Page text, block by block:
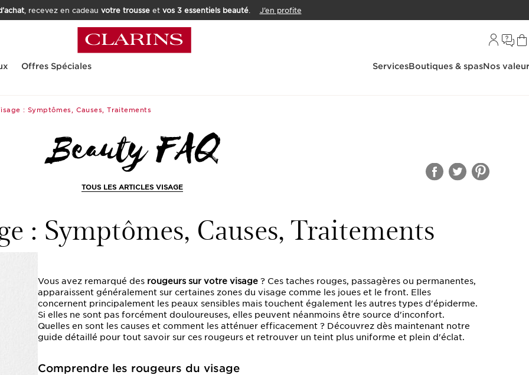
, recevez en cadeau votre trousseet vos 3 essentiels beauté.
J’en profite
Offres Spéciales ServicesBoutiques & spasNos
: Symptômes, Causes, Traitements
TOUS LES ARTICLES VISAGE
: Symptômes, Causes, Traitements
Vous avez remarqué des rougeurs sur votre visage ? Ces taches rouges, passagères ou permanentes,
apparaissent généralement sur certaines zones du visage comme les joues et le front. Elles
concernent principalement les peaux sensibles mais touchent également les autres types d'épiderme.
Si elles ne sont pas forcément douloureuses, elles peuvent néanmoins être source d'inconfort.
Quelles en sont les causes et comment les atténuer efficacement ? Découvrez dès maintenant notre
guide détaillé pour tout savoir sur ces rougeurs et retrouver un teint plus uniforme et plein d'éclat.
Comprendre les rougeurs du visage